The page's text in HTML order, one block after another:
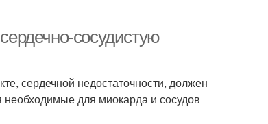
сосудистую
сердечной недостаточности, должен
для миокарда и сосудов